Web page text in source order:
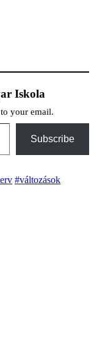
Iskola
your email.
Subscribe
#változások